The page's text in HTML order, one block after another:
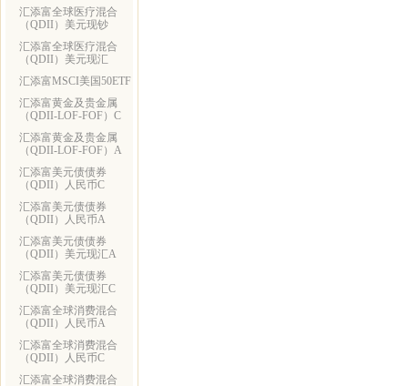
汇添富全球医疗混合
（QDII）美元现钞
汇添富全球医疗混合
（QDII）美元现汇
汇添富MSCI美国50ETF
汇添富黄金及贵金属
（QDII-LOF-FOF）C
汇添富黄金及贵金属
（QDII-LOF-FOF）A
汇添富美元债债券
（QDII）人民币C
汇添富美元债债券
（QDII）人民币A
汇添富美元债债券
（QDII）美元现汇A
汇添富美元债债券
（QDII）美元现汇C
汇添富全球消费混合
（QDII）人民币A
汇添富全球消费混合
（QDII）人民币C
汇添富全球消费混合